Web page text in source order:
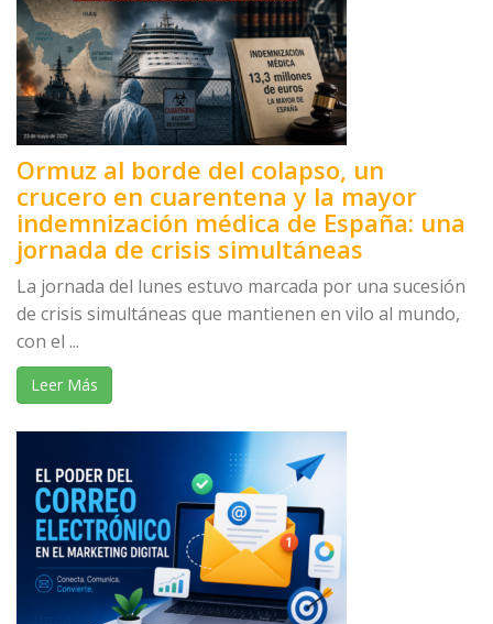
Ormuz al borde del colapso, un
crucero en cuarentena y la mayor
indemnización médica de España: una
jornada de crisis simultáneas
La jornada del lunes estuvo marcada por una sucesión
de crisis simultáneas que mantienen en vilo al mundo,
con el ...
Leer Más